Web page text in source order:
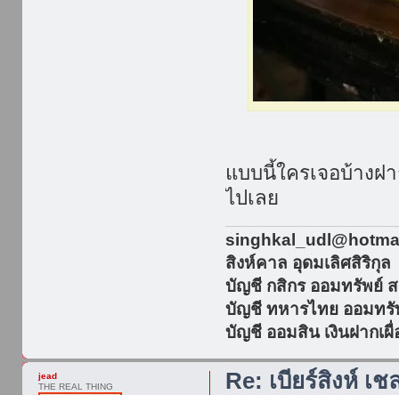
แบบนี้ใครเจอบ้างฝ
ไปเลย
สิงห์คาล อุดมเลิศสิริกุล
บัญชี กสิกร ออมทรัพย์ ส
บัญชี ทหารไทย ออมทรั
บัญชี ออมสิน เงินฝากเ
Re: เบียร์สิงห์ เ
jead
THE REAL THING